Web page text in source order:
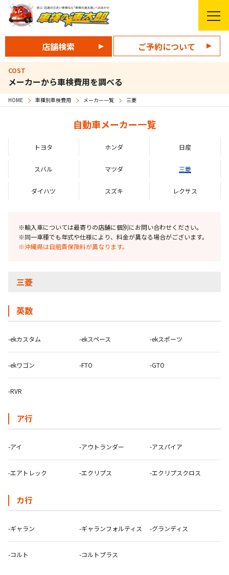
店舗検索 ご予約について
COST
メーカーから車検費用​を調べる
HOME 車種別車検費用 メーカー一覧 三菱
自動車メーカー一覧
トヨタ ホンダ 日産
スバル マツダ 三菱
ダイハツ スズキ レクサス
※輸入車については最寄りの店舗に個別にお問い合わせください。
※同一車種でも年式や仕様により、料金が異なる場合がございます。
※沖縄県は自賠責保険料が異なります。
三菱
英数
-ekカスタム -ekスペース -ekスポーツ
-ekワゴン -FTO -GTO
-RVR
ア行
-アイ -アウトランダー -アスパイア
-エアトレック -エクリプス -エクリプスクロス
カ行
-ギャラン -ギャランフォルティス -グランディス
-コルト -コルトプラス